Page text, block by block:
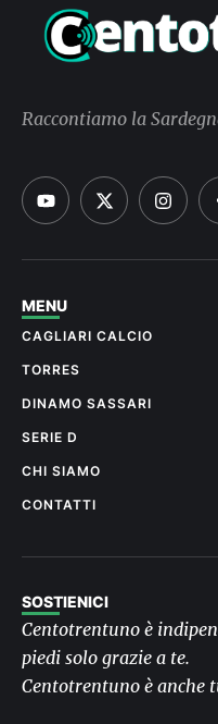
Raccontiamo la
MENU
CAGLIARI CALCIO
TORRES
DINAMO SASSARI
SERIE D
CHI SIAMO
CONTATTI
SOSTIENICI
Centotrentuno è
piedi solo grazie a te.
Centotrentuno è anche